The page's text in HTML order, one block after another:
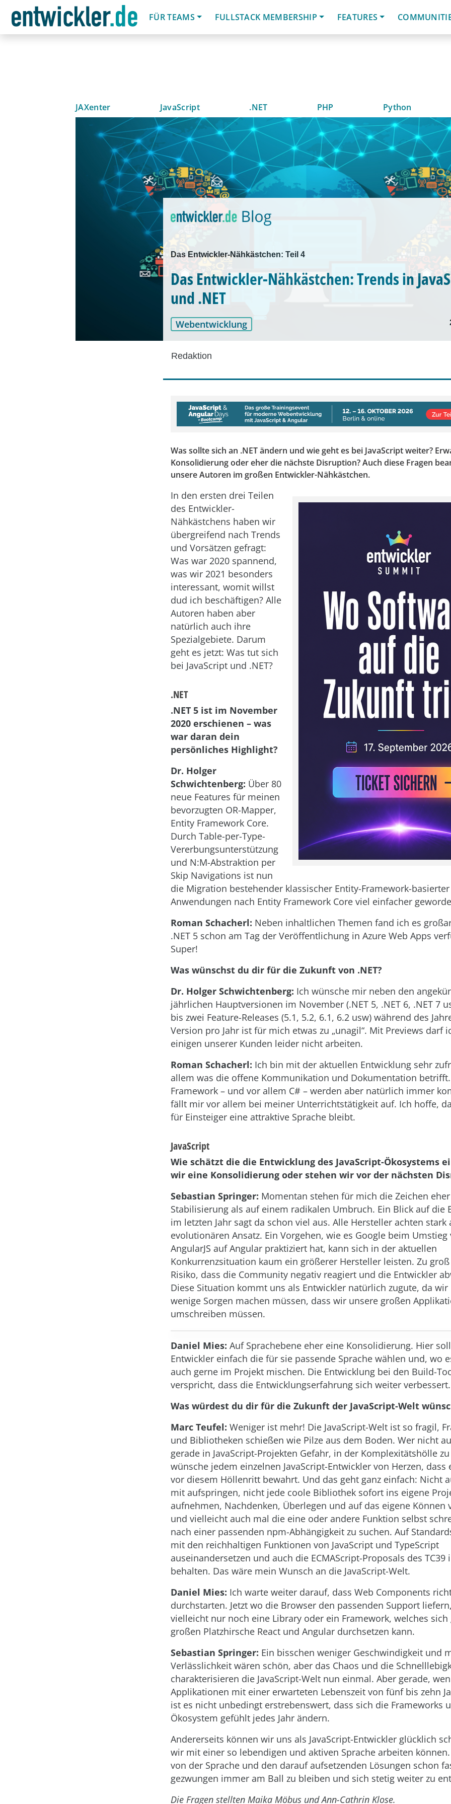
FÜR TEAMS FULLSTACK MEMBERSHIP FEATURES
JAXenter JavaScript .NET PHP Python
Das Entwickler-Nähkästchen: Teil 4
Das Entwickler-Nähkästchen: Trends in
und .NET
Webentwicklung
Redaktion
Was sollte sich an .NET ändern und wie geht es bei JavaScript weiter?
Konsolidierung oder eher die nächste Disruption? Auch diese Fragen
unsere Autoren im großen Entwickler-Nähkästchen.
In den ersten drei Teilen
des Entwickler-
Nähkästchens haben wir
übergreifend nach Trends
und Vorsätzen gefragt:
Was war 2020 spannend,
was wir 2021 besonders
interessant, womit willst
dud ich beschäftigen? Alle
Autoren haben aber
natürlich auch ihre
Spezialgebiete. Darum
geht es jetzt: Was tut sich
bei JavaScript und .NET?
.NET
.NET 5 ist im November
2020 erschienen – was
war daran dein
persönliches Highlight?
Dr. Holger
Schwichtenberg: Über 80
neue Features für meinen
bevorzugten OR-Mapper,
Entity Framework Core.
Durch Table-per-Type-
Vererbungsunterstützung
und N:M-Abstraktion per
Skip Navigations ist nun
die Migration bestehender klassischer Entity-Framework-basierter
Anwendungen nach Entity Framework Core viel einfacher
Roman Schacherl: Neben inhaltlichen Themen fand ich es
.NET 5 schon am Tag der Veröffentlichung in Azure Web Apps
Super!
Was wünschst du dir für die Zukunft von .NET?
Dr. Holger Schwichtenberg: Ich wünsche mir neben den
jährlichen Hauptversionen im November (.NET 5, .NET 6, .NET 7
bis zwei Feature-Releases (5.1, 5.2, 6.1, 6.2 usw) während des
Version pro Jahr ist für mich etwas zu „unagil“. Mit Previews darf
einigen unserer Kunden leider nicht arbeiten.
Roman Schacherl: Ich bin mit der aktuellen Entwicklung sehr
allem was die offene Kommunikation und Dokumentation
Framework – und vor allem C# – werden aber natürlich immer
fällt mir vor allem bei meiner Unterrichtstätigkeit auf. Ich hoffe,
für Einsteiger eine attraktive Sprache bleibt.
JavaScript
Wie schätzt die die Entwicklung des JavaScript-Ökosystems
wir eine Konsolidierung oder stehen wir vor der nächsten
Sebastian Springer: Momentan stehen für mich die Zeichen
Stabilisierung als auf einem radikalen Umbruch. Ein Blick auf die
im letzten Jahr sagt da schon viel aus. Alle Hersteller achten stark
evolutionären Ansatz. Ein Vorgehen, wie es Google beim Umstieg
AngularJS auf Angular praktiziert hat, kann sich in der aktuellen
Konkurrenzsituation kaum ein größerer Hersteller leisten. Zu
Risiko, dass die Community negativ reagiert und die Entwickler
Diese Situation kommt uns als Entwickler natürlich zugute, da
wenige Sorgen machen müssen, dass wir unsere großen
umschreiben müssen.
Daniel Mies: Auf Sprachebene eher eine Konsolidierung. Hier
Entwickler einfach die für sie passende Sprache wählen und, wo
auch gerne im Projekt mischen. Die Entwicklung bei den Build-
verspricht, dass die Entwicklungserfahrung sich weiter verbessert.
Was würdest du dir für die Zukunft der JavaScript-Welt
Marc Teufel: Weniger ist mehr! Die JavaScript-Welt ist so fragil,
und Bibliotheken schießen wie Pilze aus dem Boden. Wer nicht
gerade in JavaScript-Projekten Gefahr, in der Komplexitätshölle
wünsche jedem einzelnen JavaScript-Entwickler von Herzen, dass
vor diesem Höllenritt bewahrt. Und das geht ganz einfach: Nicht
mit aufspringen, nicht jede coole Bibliothek sofort ins eigene
aufnehmen, Nachdenken, Überlegen und auf das eigene Können
und vielleicht auch mal die eine oder andere Funktion selbst
nach einer passenden npm-Abhängigkeit zu suchen. Auf
mit den reichhaltigen Funktionen von JavaScript und TypeScript
auseinandersetzen und auch die ECMAScript-Proposals des TC39
behalten. Das wäre mein Wunsch an die JavaScript-Welt.
Daniel Mies: Ich warte weiter darauf, dass Web Components
durchstarten. Jetzt wo die Browser den passenden Support
vielleicht nur noch eine Library oder ein Framework, welches sich
großen Platzhirsche React und Angular durchsetzen kann.
Sebastian Springer: Ein bisschen weniger Geschwindigkeit und
Verlässlichkeit wären schön, aber das Chaos und die
charakterisieren die JavaScript-Welt nun einmal. Aber gerade,
Applikationen mit einer erwarteten Lebenszeit von fünf bis zehn
ist es nicht unbedingt erstrebenswert, dass sich die Frameworks
Ökosystem gefühlt jedes Jahr ändern.
Andererseits können wir uns als JavaScript-Entwickler glücklich
wir mit einer so lebendigen und aktiven Sprache arbeiten
von der Sprache und den darauf aufsetzenden Lösungen schon
gezwungen immer am Ball zu bleiben und sich stetig weiter zu
Die Fragen stellten Maika Möbus und Ann-Cathrin Klose.